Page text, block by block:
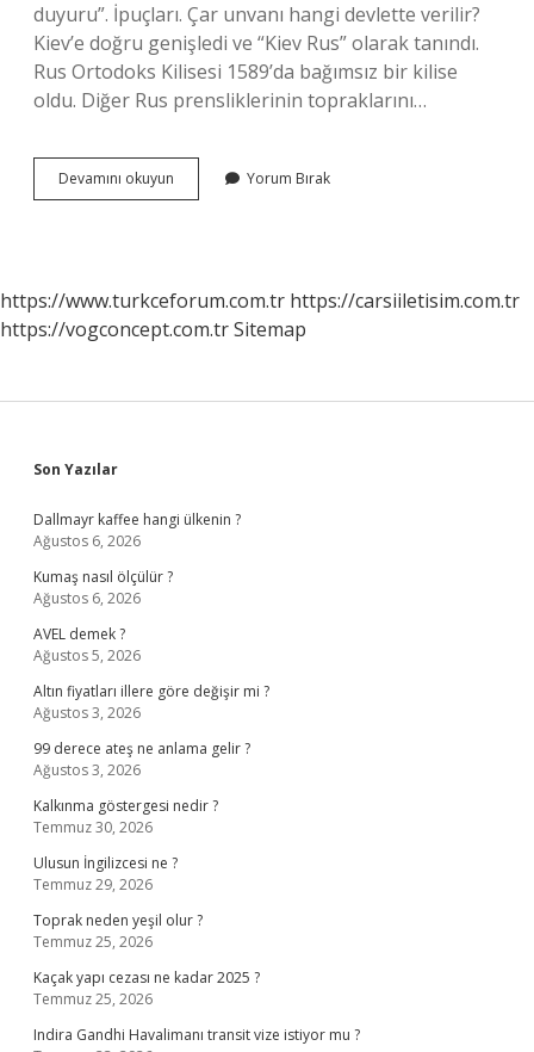
duyuru”. İpuçları. Çar unvanı hangi devlette verilir?
Kiev’e doğru genişledi ve “Kiev Rus” olarak tanındı.
Rus Ortodoks Kilisesi 1589’da bağımsız bir kilise
oldu. Diğer Rus prensliklerinin topraklarını…
Devamını okuyun
Unvanı
Yorum Bırak
https://www.turkceforum.com.tr https://carsiiletisim.com.tr
https://vogconcept.com.trSitemap
Sidebar
Son Yazılar
Dallmayr kaffee hangi ülkenin ?
Ağustos 6, 2026
Kumaş nasıl ölçülür ?
Ağustos 6, 2026
AVEL demek ?
Ağustos 5, 2026
Altın fiyatları illere göre değişir mi ?
Ağustos 3, 2026
99 derece ateş ne anlama gelir ?
Ağustos 3, 2026
Kalkınma göstergesi nedir ?
Temmuz 30, 2026
Ulusun İngilizcesi ne ?
Temmuz 29, 2026
Toprak neden yeşil olur ?
Temmuz 25, 2026
Kaçak yapı cezası ne kadar 2025 ?
Temmuz 25, 2026
Indira Gandhi Havalimanı transit vize istiyor mu ?